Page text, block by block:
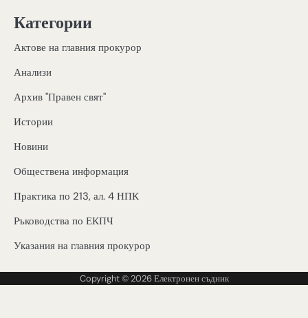
Категории
Актове на главния прокурор
Анализи
Архив "Правен свят"
Истории
Новини
Обществена информация
Практика по 213, ал. 4 НПК
Ръководства по ЕКПЧ
Указания на главния прокурор
Copyright © 2026Електронен съдник